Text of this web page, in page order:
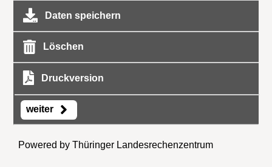
Daten speichern
Löschen
Druckversion
weiter
Powered by Thüringer Landesrechenzentrum